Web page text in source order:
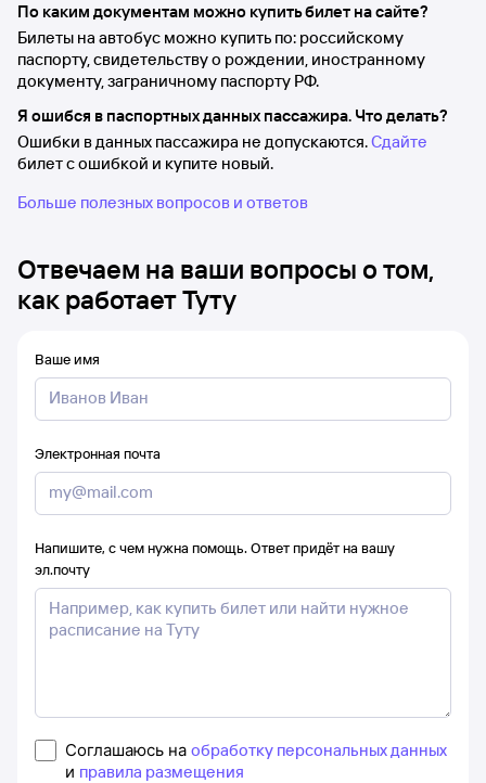
По каким документам можно купить билет на сайте?
Билеты на автобус можно купить по: российскому
паспорту, свидетельству о рождении, иностранному
документу, заграничному паспорту РФ.
Я ошибся в паспортных данных пассажира. Что делать?
Ошибки в данных пассажира не допускаются.Сдайте
билет с ошибкой и купите новый.
Больше полезных вопросов и ответов
Отвечаем на ваши вопросы о том,
как работает Туту
Ваше имя
Электронная почта
Напишите, с чем нужна помощь. Ответ придёт на вашу
эл.почту
Соглашаюсь на обработку персональных данных
и правила размещения